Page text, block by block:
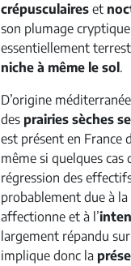
crépusculaires et
son plumage
essentiellement
niche à même le sol .
D’origine
des prairies sèches
est présent en France
même si quelques cas
régression des
probablement due à la
affectionne et à l’
largement répandu
implique donc la